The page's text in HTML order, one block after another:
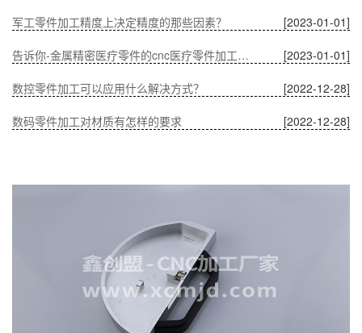
[2023-01-01]
军工零件加工精度上决定精度的那些因素？
[2023-01-01]
告诉你-金属精密医疗零件的cnc医疗零件加工有什么优势？
[2022-12-28]
数控零件加工可以应用什么解决方式？
[2022-12-28]
数码零件加工对材质有怎样的要求